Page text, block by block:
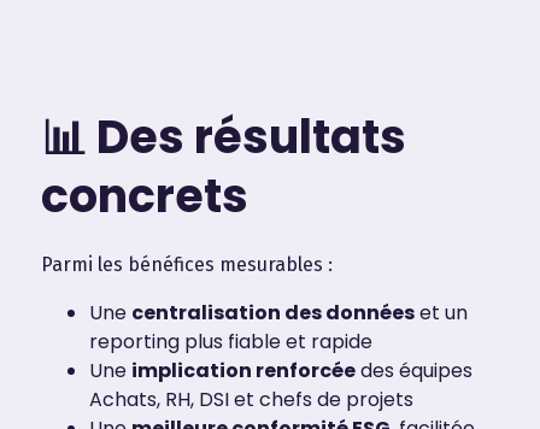
📊 Des résultats
concrets
Parmi les bénéfices mesurables :
Une centralisation des donnéeset un
reporting plus fiable et rapide
Une implication renforcéedes équipes
Achats, RH, DSI et chefs de projets